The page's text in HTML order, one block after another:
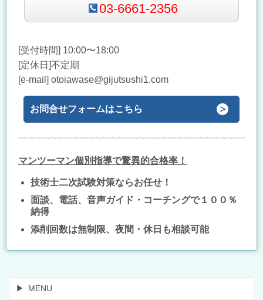
03-6661-2356
[受付時間] 10:00〜18:00
[定休日]不定期
[e-mail] otoiawase@gijutsushi1.com
お問合せフォームはこちら
マンツーマン個別指導で驚異的合格率！
技術士二次試験対策ならお任せ！
面談、電話、音声ガイド・コーチングで１００％
納得
添削回数は無制限、夜間・休日も相談可能
MENU